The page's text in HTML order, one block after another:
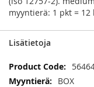
myyntierä: 1 pkt = 12
Lisätietoja
Lisätietoja
BOX